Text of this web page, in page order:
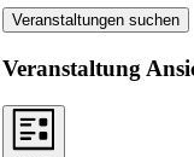
Veranstaltungen suchen
Veranstaltung